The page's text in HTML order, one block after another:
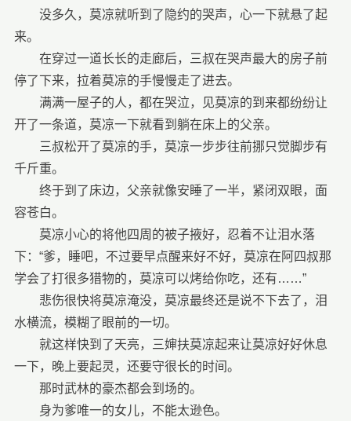
没多久，莫凉就听到了隐约的哭声，心一下就悬了起
来。
在穿过一道长长的走廊后，三叔在哭声最大的房子前
停了下来，拉着莫凉的手慢慢走了进去。
满满一屋子的人，都在哭泣，见莫凉的到来都纷纷让
开了一条道，莫凉一下就看到躺在床上的父亲。
三叔松开了莫凉的手，莫凉一步步往前挪只觉脚步有
千斤重。
终于到了床边，父亲就像安睡了一半，紧闭双眼，面
容苍白。
莫凉小心的将他四周的被子掖好，忍着不让泪水落
下：“爹，睡吧，不过要早点醒来好不好，莫凉在阿四叔那
学会了打很多猎物的，莫凉可以烤给你吃，还有……”
悲伤很快将莫凉淹没，莫凉最终还是说不下去了，泪
水横流，模糊了眼前的一切。
就这样快到了天亮，三婶扶莫凉起来让莫凉好好休息
一下，晚上要起灵，还要守很长的时间。
那时武林的豪杰都会到场的。
身为爹唯一的女儿，不能太逊色。